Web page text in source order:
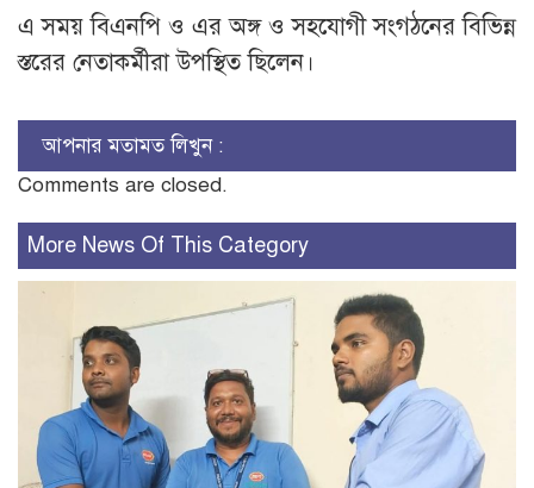
এ সময় বিএনপি ও এর অঙ্গ ও সহযোগী সংগঠনের বিভিন্ন
স্তরের নেতাকর্মীরা উপস্থিত ছিলেন।
আপনার মতামত লিখুন :
Comments are closed.
More News Of This Category